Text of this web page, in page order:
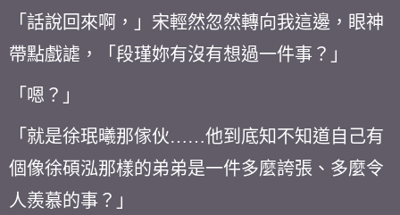
「話說回來啊，」宋輕然忽然轉向我這邊，眼神
帶點戲謔，「段瑾妳有沒有想過一件事？」
「嗯？」
「就是徐珉曦那傢伙……他到底知不知道自己有
個像徐碩泓那樣的弟弟是一件多麼誇張、多麼令
人羨慕的事？」